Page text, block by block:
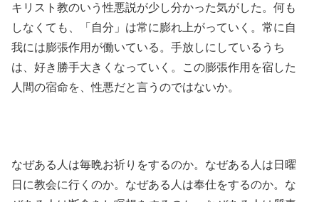
キリスト教のいう性悪説が少し分かった気がした。何も
しなくても、「自分」は常に膨れ上がっていく。常に自
我には膨張作用が働いている。手放しにしているうち
は、好き勝手大きくなっていく。この膨張作用を宿した
人間の宿命を、性悪だと言うのではないか。
なぜある人は毎晩お祈りをするのか。なぜある人は日曜
日に教会に行くのか。なぜある人は奉仕をするのか。な